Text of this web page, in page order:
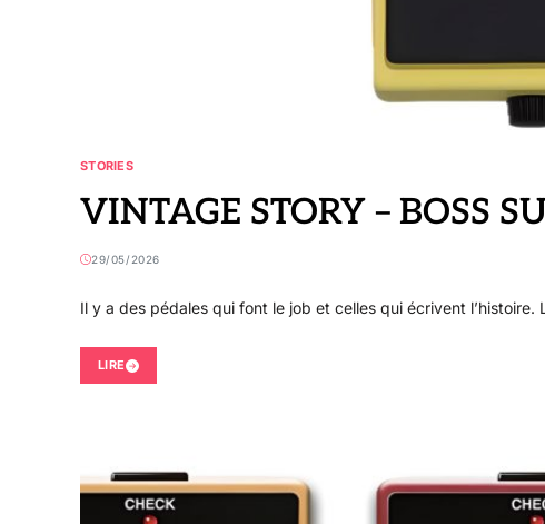
STORIES
VINTAGE STORY – BOSS
29/05/2026
Il y a des pédales qui font le job et celles qui écrivent
LIRE